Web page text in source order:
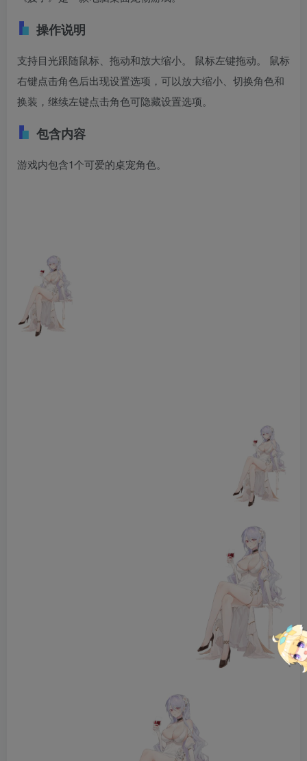
操作说明
支持目光跟随鼠标、拖动和放大缩小。 鼠标左键拖动。 鼠标
右键点击角色后出现设置选项，可以放大缩小、切换角色和
换装，继续左键点击角色可隐藏设置选项。
包含内容
游戏内包含1个可爱的桌宠角色。